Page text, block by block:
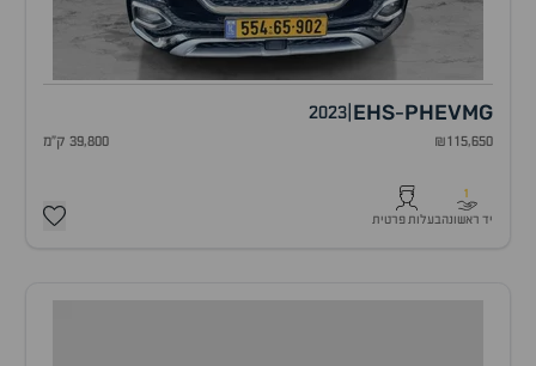
MG
EHS-PHEV
2023
₪115,650 39,800 ק"מ
1
יד ראשונהבעלות פרטית